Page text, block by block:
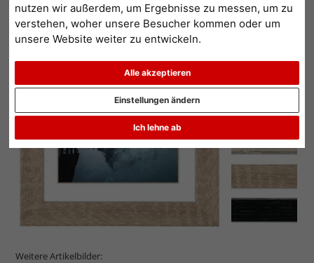
nutzen wir außerdem, um Ergebnisse zu messen, um zu
verstehen, woher unsere Besucher kommen oder um
unsere Website weiter zu entwickeln.
Alle akzeptieren
Ich lehne ab
Einstellungen ändern
Weitere Artikelbilder: